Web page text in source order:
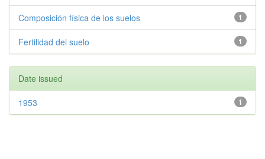
1
Composición física de los suelos
1
Fertilidad del suelo
Date issued
1
1953